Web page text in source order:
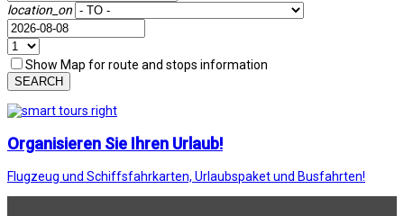
location_on
Show Map for route and stops information
SEARCH
Organisieren Sie Ihren Urlaub!
Flugzeug und Schiffsfahrkarten, Urlaubspaket und Busfahrten!